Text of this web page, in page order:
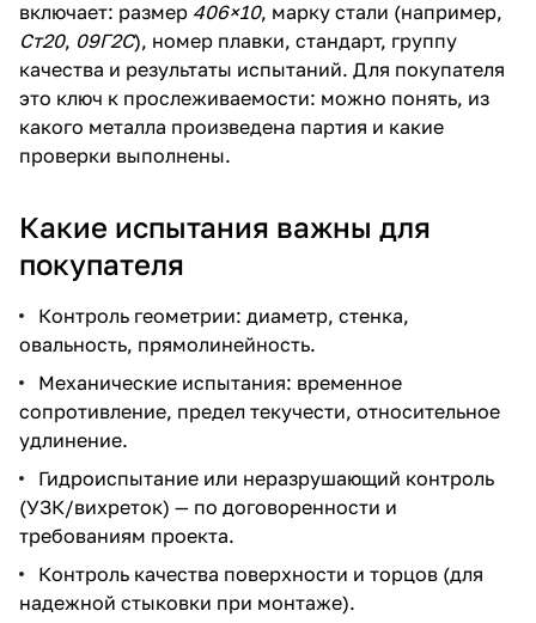
включает: размер 406×10, марку стали (например,
Ст20, 09Г2С), номер плавки, стандарт, группу
качества и результаты испытаний. Для покупателя
это ключ к прослеживаемости: можно понять, из
какого металла произведена партия и какие
проверки выполнены.
Какие испытания важны для
покупателя
Контроль геометрии: диаметр, стенка,
овальность, прямолинейность.
Механические испытания: временное
сопротивление, предел текучести, относительное
удлинение.
Гидроиспытание или неразрушающий контроль
(УЗК/вихреток) — по договоренности и
требованиям проекта.
Контроль качества поверхности и торцов (для
надежной стыковки при монтаже).